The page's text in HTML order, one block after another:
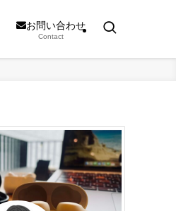
お問い合わせ
Contact